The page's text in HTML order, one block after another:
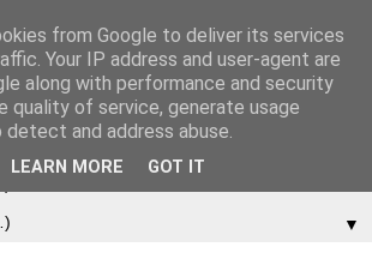
▼
from Google to deliver its services
Your IP address and user-agent are
along with performance and security
quality of service, generate usage
and address abuse.
LEARN MORE GOT IT